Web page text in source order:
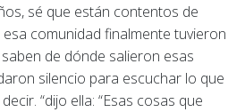
sé que están contentos de
comunidad finalmente tuvieron
de dónde salieron esas
silencio para escuchar lo que
“dijo ella: “Esas cosas que